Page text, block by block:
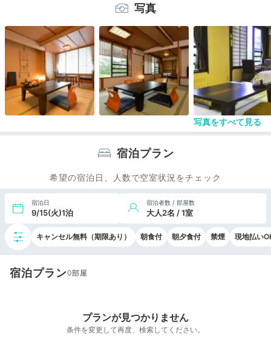
写真
写真をすべて見る
宿泊プラン
希望の宿泊日、人数で空室状況をチェック
宿泊日
9/15(火)1泊
宿泊者数 / 部屋数
大人2名 / 1室
キャンセル無料（期限あり） 朝食付 朝夕食付 禁煙 現地払い
宿泊プラン0
プランが見つかりません
条件を変更して再度、検索してください。